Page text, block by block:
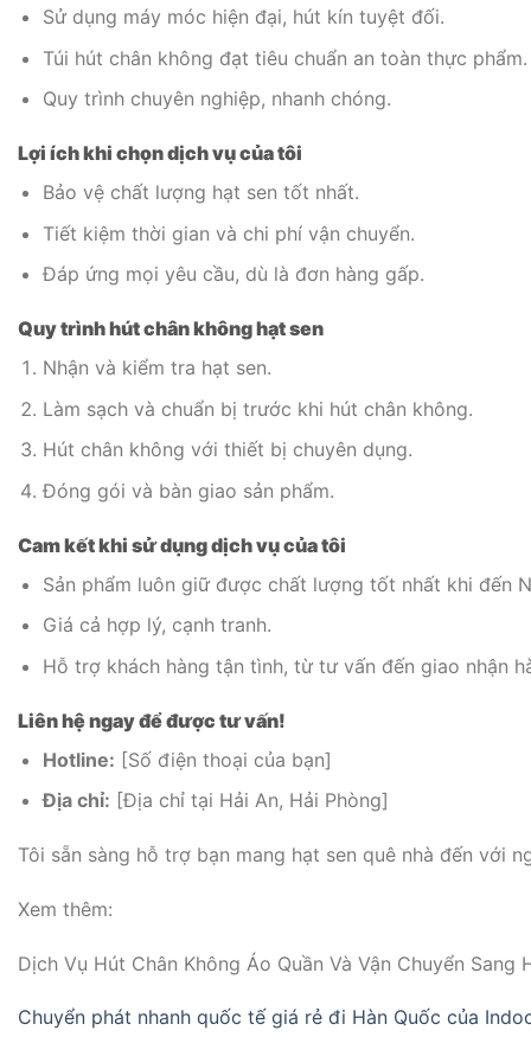
Sử dụng máy móc hiện đại, hút kín tuyệt đối.
Túi hút chân không đạt tiêu chuẩn an toàn thực phẩm.
Quy trình chuyên nghiệp, nhanh chóng.
Lợi ích khi chọn dịch vụ của tôi
Bảo vệ chất lượng hạt sen tốt nhất.
Tiết kiệm thời gian và chi phí vận chuyển.
Đáp ứng mọi yêu cầu, dù là đơn hàng gấp.
Quy trình hút chân không hạt sen
Nhận và kiểm tra hạt sen.
Làm sạch và chuẩn bị trước khi hút chân không.
Hút chân không với thiết bị chuyên dụng.
Đóng gói và bàn giao sản phẩm.
Cam kết khi sử dụng dịch vụ của tôi
Sản phẩm luôn giữ được chất lượng tốt nhất khi đến
Giá cả hợp lý, cạnh tranh.
Hỗ trợ khách hàng tận tình, từ tư vấn đến giao nhận
Liên hệ ngay để được tư vấn!
Hotline: [Số điện thoại của bạn]
Địa chỉ: [Địa chỉ tại Hải An, Hải Phòng]
Tôi sẵn sàng hỗ trợ bạn mang hạt sen quê nhà đến với
Xem thêm:
Dịch Vụ Hút Chân Không Áo Quần Và Vận Chuyển
Chuyển phát nhanh quốc tế giá rẻ đi Hàn Quốc của